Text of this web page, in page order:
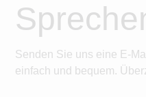
Senden Sie uns eine E-
einfach und bequem.